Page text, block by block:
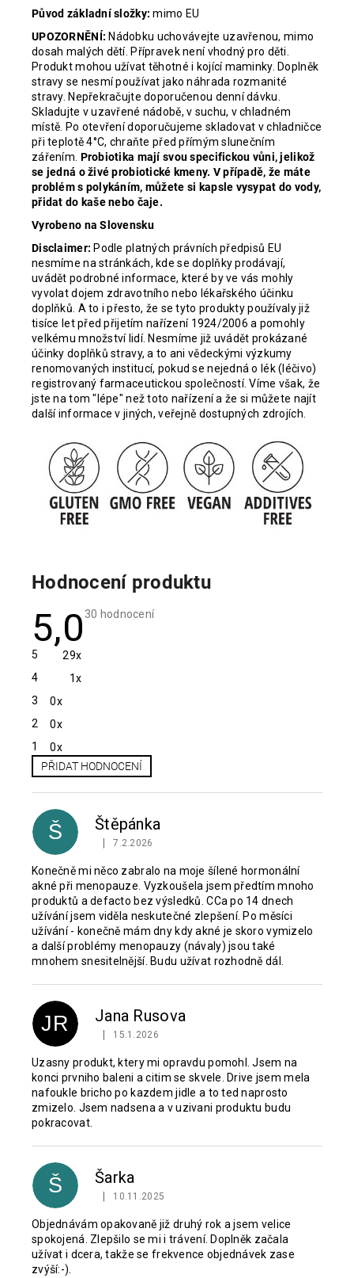
Původ základní složky: mimo EU
UPOZORNĚNÍ: Nádobku uchovávejte uzavřenou, mimo
dosah malých dětí. Přípravek není vhodný pro děti.
Produkt mohou užívat těhotné i kojící maminky. Doplněk
stravy se nesmí používat jako náhrada rozmanité
stravy. Nepřekračujte doporučenou denní dávku.
Skladujte v uzavřené nádobě, v suchu, v chladném
místě. Po otevření doporučujeme skladovat v chladničce
při teplotě 4°C, chraňte před přímým slunečním
zářením. Probiotika mají svou specifickou vůni, jelikož
se jedná o živé probiotické kmeny. V případě, že máte
problém s polykáním, můžete si kapsle vysypat do vody,
přidat do kaše nebo čaje.
Vyrobeno na Slovensku
Disclaimer: Podle platných právních předpisů EU
nesmíme na stránkách, kde se doplňky prodávají,
uvádět podrobné informace, které by ve vás mohly
vyvolat dojem zdravotního nebo lékařského účinku
doplňků. A to i přesto, že se tyto produkty používaly již
tisíce let před přijetím nařízení 1924/2006 a pomohly
velkému množství lidí. Nesmíme již uvádět prokázané
účinky doplňků stravy, a to ani vědeckými výzkumy
renomovaných institucí, pokud se nejedná o lék (léčivo)
registrovaný farmaceutickou společností. Víme však, že
jste na tom "lépe" než toto nařízení a že si můžete najít
další informace v jiných, veřejně dostupných zdrojích.
Hodnocení produktu
5,0 Průměrné
30 hodnocení
5
29x
4
1x
3
0x
2
0x
1
0x
PŘIDAT HODNOCENÍ
p
i
s
h
o
d
n
o
c
í
Š Štěpánka
Hodnocení produktu je 5 z 5 hvězdiček.
7.2.2026
Konečně mi něco zabralo na moje šílené hormonální
akné při menopauze. Vyzkoušela jsem předtím mnoho
produktů a defacto bez výsledků. CCa po 14 dnech
užívání jsem viděla neskutečné zlepšení. Po měsíci
užívání - konečně mám dny kdy akné je skoro vymizelo
a další problémy menopauzy (návaly) jsou také
mnohem snesitelnější. Budu užívat rozhodně dál.
JR Jana Rusova
Hodnocení produktu je 5 z 5 hvězdiček.
15.1.2026
Uzasny produkt, ktery mi opravdu pomohl. Jsem na
konci prvniho baleni a citim se skvele. Drive jsem mela
nafoukle bricho po kazdem jidle a to ted naprosto
zmizelo. Jsem nadsena a v uzivani produktu budu
pokracovat.
Š Šarka
Hodnocení produktu je 5 z 5 hvězdiček.
10.11.2025
Objednávám opakovaně již druhý rok a jsem velice
spokojená. Zlepšilo se mi i trávení. Doplněk začala
užívat i dcera, takže se frekvence objednávek zase
zvýší:-).